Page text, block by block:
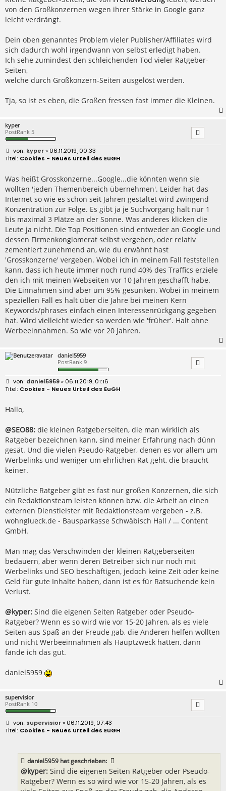
von den Großkonzernen wegen ihrer Stärke in Google ganz
leicht verdrängt.
Dein oben genanntes Problem vieler Publisher/Affiliates wird
sich dadurch wohl irgendwann von selbst erledigt haben.
Ich sehe zumindest den schleichenden Tod vieler Ratgeber-
Seiten,
welche durch Großkonzern-Seiten ausgelöst werden.
Tja, so ist es eben, die Großen fressen fast immer die Kleinen.
kyper
PostRank 5
B
e
r
a
g
kyper» 06.11.2019, 00:33
Cookies - Neues Urteil des EuGH
Was heißt Grosskonzerne...Google...die könnten wenn sie
wollten 'jeden Themenbereich übernehmen'. Leider hat das
Internet so wie es schon seit Jahren gestaltet wird zwingend
Konzentration zur Folge. Es gibt ja je Suchvorgang halt nur 1
bis maximal 3 Plätze an der Sonne. Was anderes klicken die
Leute ja nicht. Die Top Positionen sind entweder an Google und
dessen Firmenkonglomerat selbst vergeben, oder relativ
zementiert zunehmend an, wie du erwähnt hast
'Grosskonzerne' vergeben. Wobei ich in meinem Fall feststellen
kann, dass ich heute immer noch rund 40% des Traffics erziele
den ich mit meinen Webseiten vor 10 Jahren geschafft habe.
Die Einnahmen sind aber um 95% gesunken. Wobei in meinem
speziellen Fall es halt über die Jahre bei meinen Kern
Keywords/phrases einfach einen Interessenrückgang gegeben
hat. Wird vielleicht wieder so werden wie 'früher'. Halt ohne
Werbeeinnahmen. So wie vor 20 Jahren.
daniel5959
PostRank 9
B
e
r
a
daniel5959» 06.11.2019, 01:16
Cookies - Neues Urteil des EuGH
Hallo,
@SEO88: die kleinen Ratgeberseiten, die man wirklich als
Ratgeber bezeichnen kann, sind meiner Erfahrung nach dünn
gesät. Und die vielen Pseudo-Ratgeber, denen es vor allem um
Werbelinks und weniger um ehrlichen Rat geht, die braucht
keiner.
Nützliche Ratgeber gibt es fast nur großen Konzernen, die sich
ein Redaktionsteam leisten können bzw. die Arbeit an einen
externen Dienstleister mit Redaktionsteam vergeben - z.B.
wohnglueck.de - Bausparkasse Schwäbisch Hall / ... Content
GmbH.
Man mag das Verschwinden der kleinen Ratgeberseiten
bedauern, aber wenn deren Betreiber sich nur noch mit
Werbelinks und SEO beschäftigen, jedoch keine Zeit oder keine
Geld für gute Inhalte haben, dann ist es für Ratsuchende kein
Verlust.
@kyper: Sind die eigenen Seiten Ratgeber oder Pseudo-
Ratgeber? Wenn es so wird wie vor 15-20 Jahren, als es viele
Seiten aus Spaß an der Freude gab, die Anderen helfen wollten
und nicht Werbeeinnahmen als Hauptzweck hatten, dann
fände ich das gut.
daniel5959
supervisior
PostRank 10
B
e
supervisior» 06.11.2019, 07:43
Cookies - Neues Urteil des EuGH
daniel5959 hat geschrieben:
@kyper: Sind die eigenen Seiten Ratgeber oder Pseudo-
Ratgeber? Wenn es so wird wie vor 15-20 Jahren, als es